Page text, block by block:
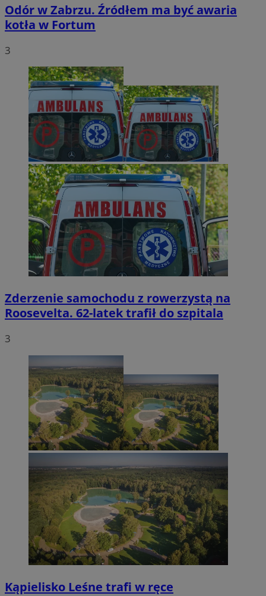
Odór w Zabrzu. Źródłem ma być awaria
kotła w Fortum
3
Zderzenie samochodu z rowerzystą na
Roosevelta. 62-latek trafił do szpitala
3
Kąpielisko Leśne trafi w ręce